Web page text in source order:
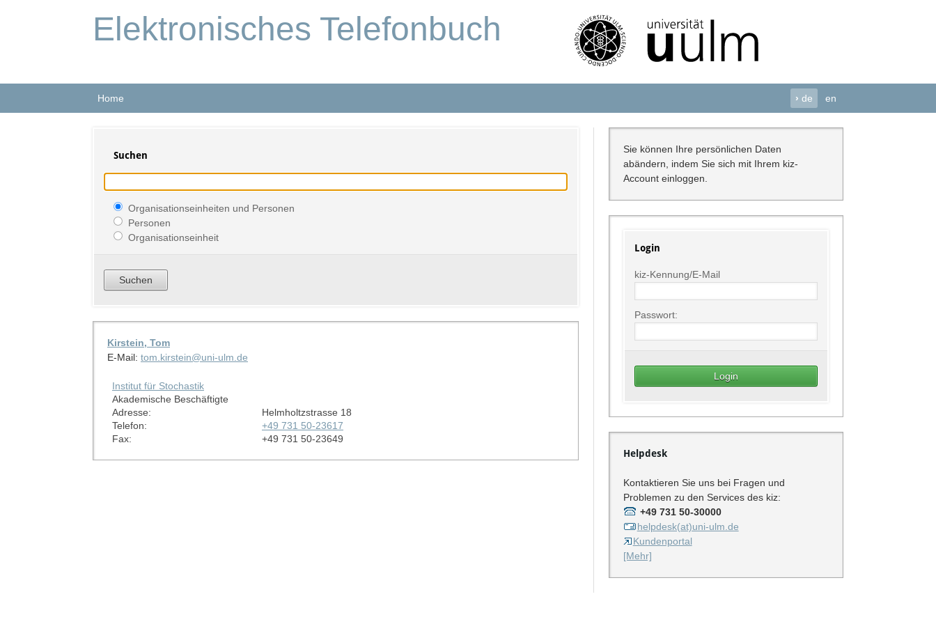
Elektronisches Telefonbuch
Home › de en
Suchen
Organisationseinheiten und Personen
Personen
Organisationseinheit
Kirstein, Tom
E-Mail: tom.kirstein@uni-ulm.de
Institut für Stochastik
Akademische Beschäftigte
Adresse:
Helmholtzstrasse 18
Telefon:
+49 731 50-23617
Fax:
+49 731 50-23649
Sie können Ihre persönlichen Daten
abändern, indem Sie sich mit Ihrem kiz-
Account einloggen.
Login
kiz-Kennung/E-Mail
Passwort:
Helpdesk
Kontaktieren Sie uns bei Fragen und
Problemen zu den Services des kiz:
+49 731 50-30000
helpdesk(at)uni-ulm.de
Kundenportal
[Mehr]